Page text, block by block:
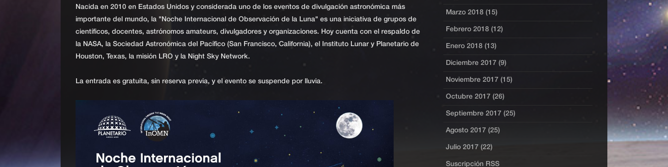
Nacida en 2010 en Estados Unidos y considerada uno de los eventos de divulgación astronómica más
importante del mundo, la "Noche Internacional de Observación de la Luna" es una iniciativa de grupos de
científicos, docentes, astrónomos amateurs, divulgadores y organizaciones. Hoy cuenta con el respaldo de
la NASA, la Sociedad Astronómica del Pacífico (San Francisco, California), el Instituto Lunar y Planetario de
Houston, Texas, la misión LRO y la Night Sky Network.
La entrada es gratuita, sin reserva previa, y el evento se suspende por lluvia.
Marzo 2018 (15)
Febrero 2018 (12)
Enero 2018 (13)
Diciembre 2017 (9)
Noviembre 2017 (15)
Octubre 2017 (26)
Septiembre 2017 (25)
Agosto 2017 (25)
Julio 2017 (22)
Suscripción RSS